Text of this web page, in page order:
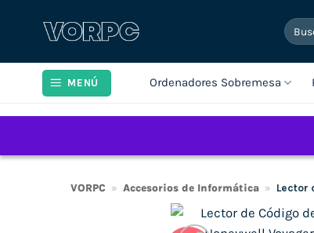
Buscar
por:
MENÚ Ordenadores Sobremesa
VORPC » Accesorios de Informática » Lector